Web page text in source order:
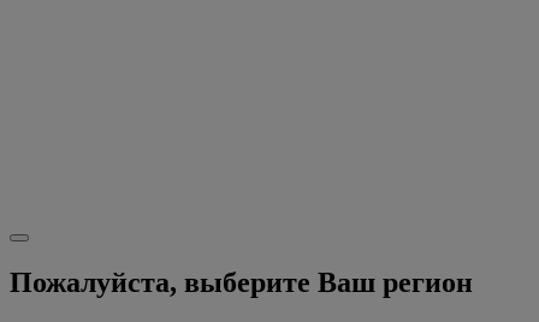
Пожалуйста, выберите Ваш регион